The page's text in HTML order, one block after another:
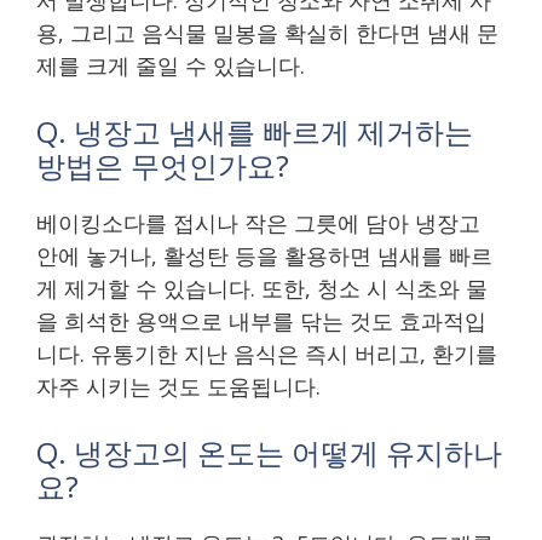
용, 그리고 음식물 밀봉을 확실히 한다면 냄새 문
제를 크게 줄일 수 있습니다.
Q. 냉장고 냄새를 빠르게 제거하는
방법은 무엇인가요?
베이킹소다를 접시나 작은 그릇에 담아 냉장고
안에 놓거나, 활성탄 등을 활용하면 냄새를 빠르
게 제거할 수 있습니다. 또한, 청소 시 식초와 물
을 희석한 용액으로 내부를 닦는 것도 효과적입
니다. 유통기한 지난 음식은 즉시 버리고, 환기를
자주 시키는 것도 도움됩니다.
Q. 냉장고의 온도는 어떻게 유지하나
요?